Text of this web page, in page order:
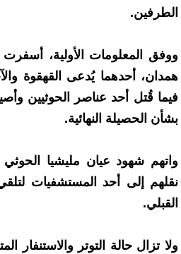
الطرفين.
ووفق المعلومات الأولية، أسفرت
همدان، أحدهما يُدعى القهقوة
فيما قُتل أحد عناصر الحوثيين
بشأن الحصيلة النهائية.
واتهم شهود عيان مليشيا
نقلهم إلى أحد المستشفيات
القبلي.
ولا تزال حالة التوتر والاستنفار